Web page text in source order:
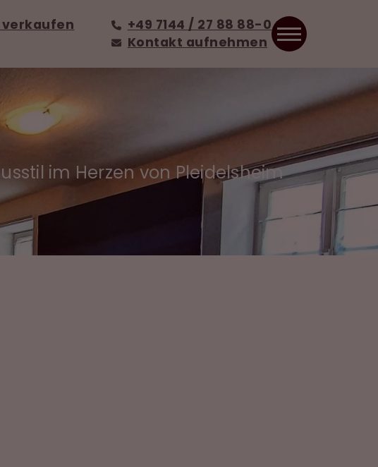
+49 7144 / 27 88 88-0
Kontakt aufnehmen
im Herzen von Pleidelsheim